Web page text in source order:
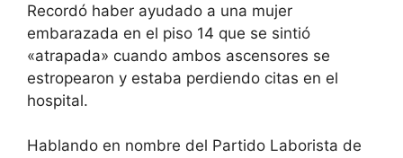
Recordó haber ayudado a una mujer
embarazada en el piso 14 que se sintió
«atrapada» cuando ambos ascensores se
estropearon y estaba perdiendo citas en el
hospital.
Hablando en nombre del Partido Laborista de